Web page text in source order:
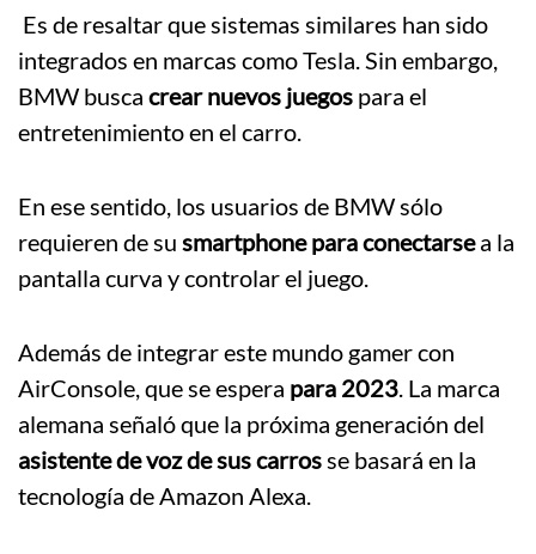
Es de resaltar que sistemas similares han sido
integrados en marcas como Tesla. Sin embargo,
BMW busca crear nuevos juegos para el
entretenimiento en el carro.
En ese sentido, los usuarios de BMW sólo
requieren de su smartphone para conectarsea la
pantalla curva y controlar el juego.
Además de integrar este mundo gamer con
AirConsole, que se espera para 2023. La marca
alemana señaló que la próxima generación del
asistente de voz de sus carrosse basará en la
tecnología de Amazon Alexa.